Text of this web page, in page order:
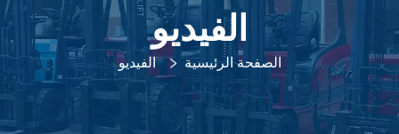
الفيديو
الصفحة الرئيسية الفيديو